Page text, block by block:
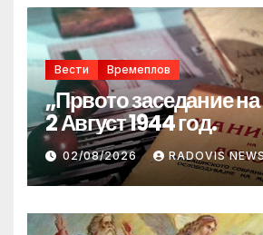
Вести Времеплов
„Првото заседание
2 Август 1944 год.
02/08/2026 RADOVIS